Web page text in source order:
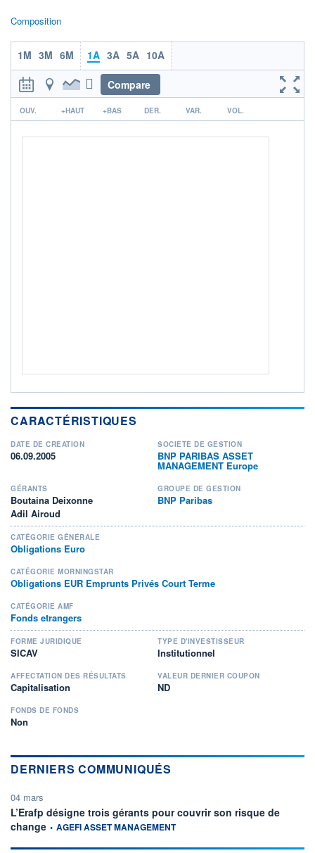
03/12 07/04
CATÉGORIE MORNINGSTAR
Obligations EUR Emprunts
Privés Court Terme
FONDS PARTENAIRES
Composition
1M 3M 6M 1A 3A 5A 10A
Compare
r
OUV. +HAUT +BAS DER. VAR. VOL.
CARACTÉRISTIQUES
DATE DE CRÉATION
06.09.2005
SOCIÉTÉ DE GESTION
BNP PARIBAS ASSET
MANAGEMENT Europe
GÉRANTS
Boutaina Deixonne
Adil Airoud
GROUPE DE GESTION
BNP Paribas
CATÉGORIE GÉNÉRALE
Obligations Euro
CATÉGORIE MORNINGSTAR
Obligations EUR Emprunts Privés Court Terme
CATÉGORIE AMF
Fonds etrangers
FORME JURIDIQUE
SICAV
TYPE D'INVESTISSEUR
Institutionnel
AFFECTATION DES RÉSULTATS
Capitalisation
VALEUR DERNIER COUPON
ND
FONDS DE FONDS
Non
DERNIERS COMMUNIQUÉS
04 mars
L’Erafp désigne trois gérants pour couvrir son risque de
change information fournie par
• AGEFI ASSET MANAGEMENT